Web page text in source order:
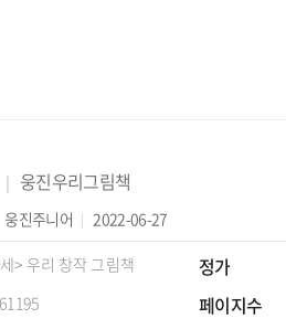
웅진우리그림책
웅진주니어 2022-06-27
> 우리 창작 그림책 정가
페이지수